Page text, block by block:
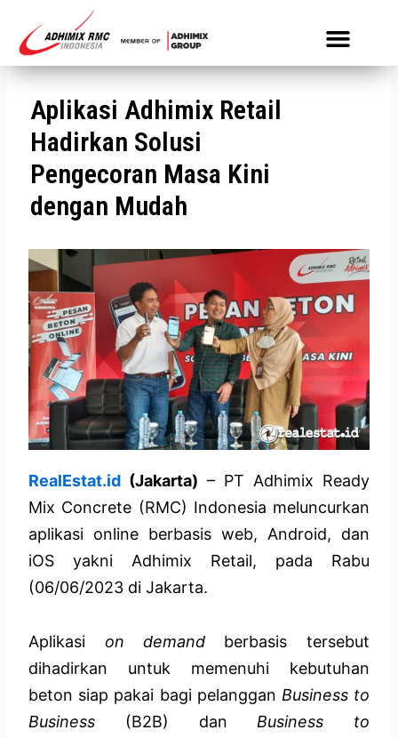
Aplikasi Adhimix Retail
Hadirkan Solusi
Pengecoran Masa Kini
dengan Mudah
RealEstat.id (Jakarta) – PT Adhimix Ready
Mix Concrete (RMC) Indonesia meluncurkan
aplikasi online berbasis web, Android, dan
iOS yakni Adhimix Retail, pada Rabu
(06/06/2023 di Jakarta.
Aplikasi on demand berbasis tersebut
dihadirkan untuk memenuhi kebutuhan
beton siap pakai bagi pelanggan Business to
Business (B2B) dan Business to